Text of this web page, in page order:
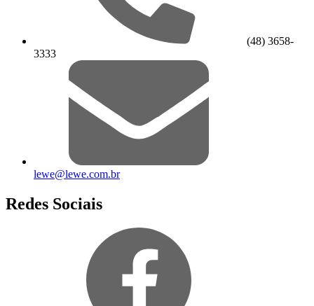
(48) 3658-
3333
lewe@lewe.com.br
Redes Sociais